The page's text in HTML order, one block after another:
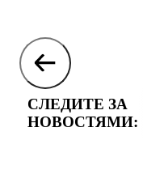
СЛЕДИТЕ ЗА
НОВОСТЯМИ: